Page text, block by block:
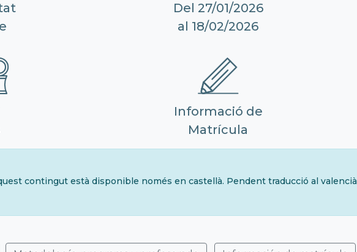
Del 27/01/2026
al 18/02/2026
Informació de
Matrícula
contingut està disponible només en castellà. Pendent traducció al valencià